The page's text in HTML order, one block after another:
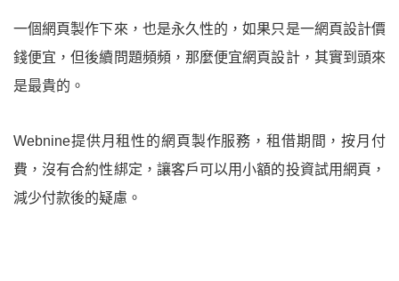
一個網頁製作下來，也是永久性的，如果只是一網頁設計價
錢便宜，但後續問題頻頻，那麼便宜網頁設計，其實到頭來
是最貴的。
Webnine提供月租性的網頁製作服務，租借期間，按月付
費，沒有合約性綁定，讓客戶可以用小額的投資試用網頁，
減少付款後的疑慮。